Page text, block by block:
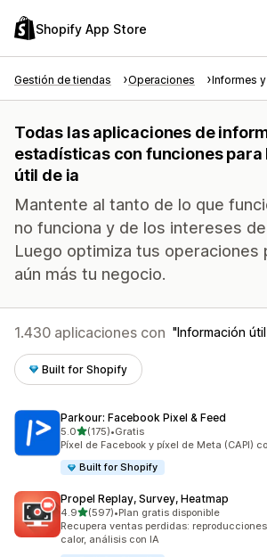
Shopify App Store
Gestión de tiendas Operaciones Informes
Todas las aplicaciones de
estadísticas con funciones
útil de ia
Mantente al tanto de lo que
no funciona y de los intereses
Luego optimiza tus operaciones
aún más tu negocio.
1.430 aplicaciones con Información
Built for Shopify
Parkour: Facebook Pixel & Feed
5.0de 5 estrellas
(175)
175 reseñas en total
•Gratis
Píxel de Facebook y píxel de Meta (CAPI)
Built for Shopify
Propel Replay, Survey, Heatmap
4.9de 5 estrellas
(597)
597 reseñas en total
•Plan gratis disponible
Recupera ventas perdidas:
calor, análisis con IA